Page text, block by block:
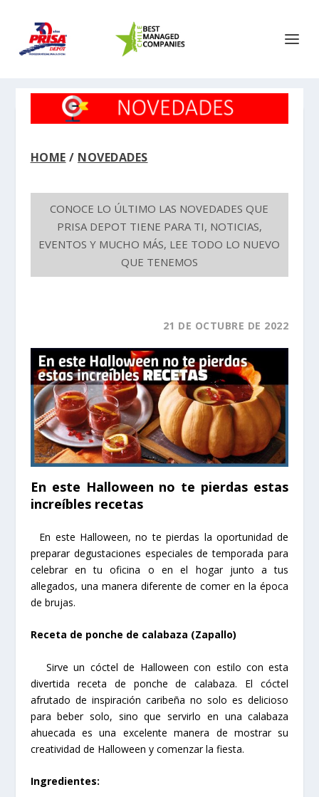
HOME / NOVEDADES
CONOCE LO ÚLTIMO LAS NOVEDADES QUE
PRISA DEPOT TIENE PARA TI, NOTICIAS,
EVENTOS Y MUCHO MÁS, LEE TODO LO NUEVO
QUE TENEMOS
21 DE OCTUBRE DE 2022
En este Halloween no te pierdas estas
increíbles recetas
En este Halloween, no te pierdas la oportunidad de
preparar degustaciones especiales de temporada para
celebrar en tu oficina o en el hogar junto a tus
allegados, una manera diferente de comer en la época
de brujas.
Receta de ponche de calabaza (Zapallo)
Sirve un cóctel de Halloween con estilo con esta
divertida receta de ponche de calabaza. El cóctel
afrutado de inspiración caribeña no solo es delicioso
para beber solo, sino que servirlo en una calabaza
ahuecada es una excelente manera de mostrar su
creatividad de Halloween y comenzar la fiesta.
Ingredientes: